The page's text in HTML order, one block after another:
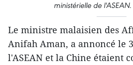
ministérielle de
Le ministre malaisien des
Anifah Aman, a annoncé le
l'ASEAN et la Chine étaient